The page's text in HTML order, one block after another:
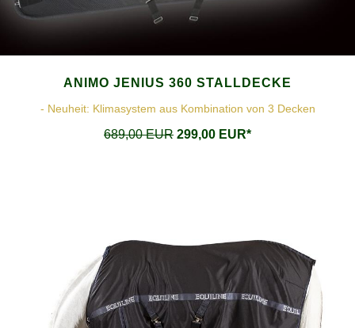
ANIMO JENIUS 360 STALLDECKE
- Neuheit: Klimasystem aus Kombination von 3 Decken
689,00 EUR 299,00 EUR*